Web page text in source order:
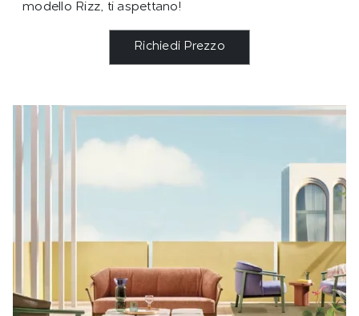
modello Rizz, ti aspettano!
Richiedi Prezzo